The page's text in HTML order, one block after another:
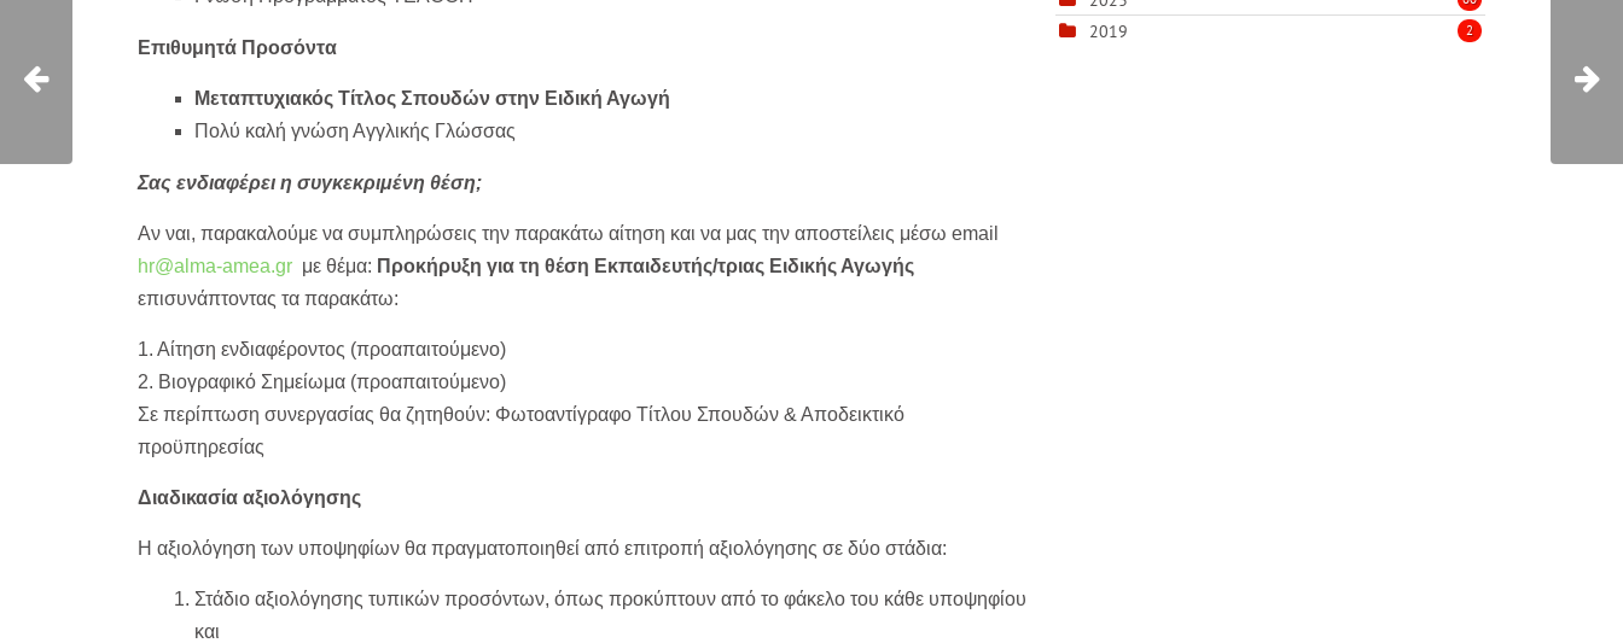
Επιθυμητά Προσόντα
Μεταπτυχιακός Τίτλος Σπουδών στην Ειδική Αγωγή
Πολύ καλή γνώση Αγγλικής Γλώσσας
Σας ενδιαφέρει η συγκεκριμένη θέση;
Αν ναι, παρακαλούμε να συμπληρώσεις την παρακάτω αίτηση και να μας την αποστείλεις μέσω email
hr@alma-amea.gr με θέμα: Προκήρυξη για τη θέση Εκπαιδευτής/τριας Ειδικής Αγωγής
επισυνάπτοντας τα παρακάτω:
1. Αίτηση ενδιαφέροντος (προαπαιτούμενο)
2. Βιογραφικό Σημείωμα (προαπαιτούμενο)
Σε περίπτωση συνεργασίας θα ζητηθούν: Φωτοαντίγραφο Τίτλου Σπουδών & Αποδεικτικό
προϋπηρεσίας
Διαδικασία αξιολόγησης
Η αξιολόγηση των υποψηφίων θα πραγματοποιηθεί από επιτροπή αξιολόγησης σε δύο στάδια:
Στάδιο αξιολόγησης τυπικών προσόντων, όπως προκύπτουν από το φάκελο του κάθε υποψηφίου
και
2019 2